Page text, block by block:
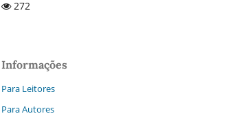
272
Informações
Para Leitores
Para Autores